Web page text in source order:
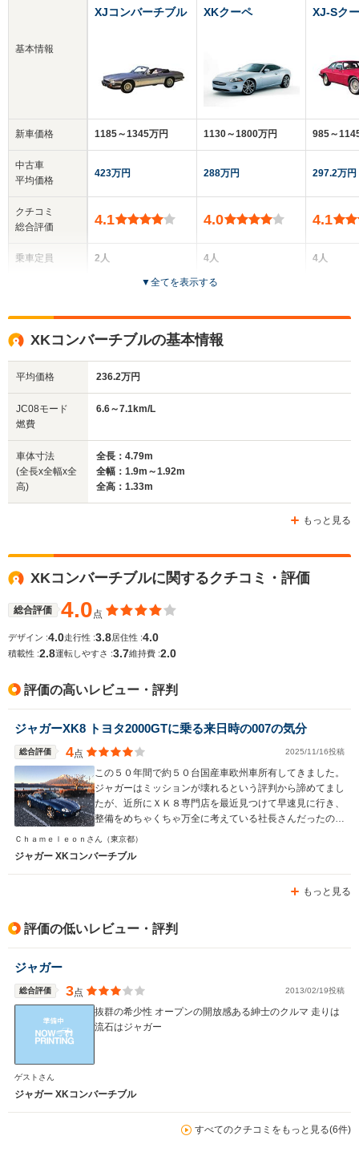
基本情報
新車価格
中古車
平均価格
クチコミ
総合評価
乗車定員
サイズ
(全長x全幅x全高)
WLTCモード
燃費
XJコンバーチブル
1185～1345万円
423万円
4.1
2人
全高
1.26m～1.29m
全幅
1.8m～1.81m
XKクーペ
1130～1800万円
288万円
4.0
4人
3ドア
XJ-Sク
985～
297.2万円
4.1
4人
▼全てを表示する
XKコンバーチブルの基本情報
平均価格 236.2万円
JC08モード
燃費
6.6～7.1km/L
車体寸法
(全長x全幅x全
高)
全長：4.79m
全幅：1.9m～1.92m
全高：1.33m
もっと見る
XKコンバーチブルに関するクチコミ・評価
総合評価 4.0点
デザイン :4.0走行性 :3.8居住性 :4.0
積載性 :2.8運転しやすさ :3.7維持費 :2.0
評価の高いレビュー・評判
ジャガーXK8 トヨタ2000GTに乗る来日時の007の気分
総合評価 4点 2025/11/16投稿
この５０年間で約５０台国産車欧州車所有してきました。
ジャガーはミッションが壊れるという評判から諦めてまし
たが、近所にＸＫ８専門店を最近見つけて早速見に行き、
整備をめちゃくちゃ万全に考えている社長さんだったので
話してから２０分で購入支払いをしました。アストンもい
いがメンテが大変です。ポルシェボクスターはいい車でし
たが退屈な車で内装もとても安っぽく半年で飽きてしまい
るデザインと内装のレトロな美しさその２つだけで、少な
たＢＭＷ７台やメルセデス２台とパワーで比較したらいけ
のヘッドライト（特に最近の車はＬＥＤが強い光で車高の
るべく車の少ないエリアを選んでドライブしてます。ジャ
ガーのディーラーの整備はイマイチなので信頼できるジャ
Ｃｈａｍｅｌｅｏｎさん （東京都）
ジャガー XKコンバーチブル
もっと見る
評価の低いレビュー・評判
ジャガー
総合評価 3点 2013/02/19投稿
抜群の希少性 オープンの開放感ある紳士のクルマ 走りは
流石はジャガー
ゲストさん
ジャガー XKコンバーチブル
すべてのクチコミをもっと見る(6件)